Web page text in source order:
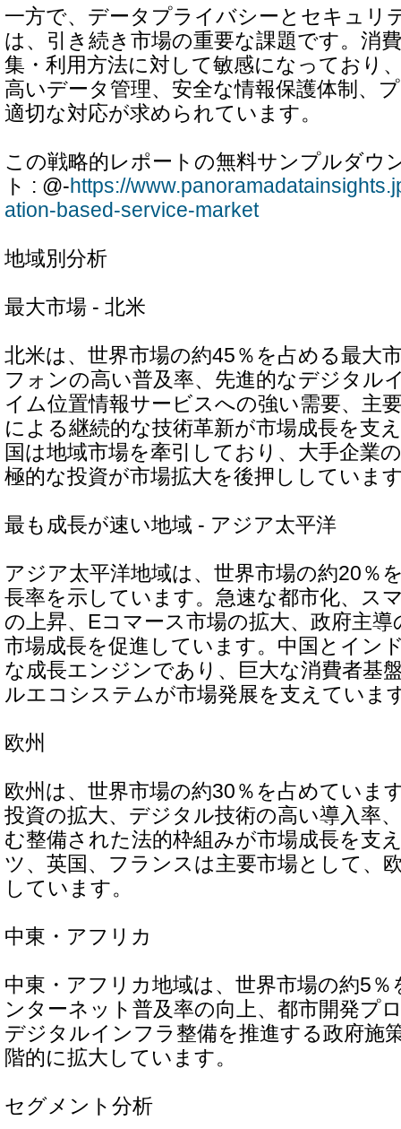
一方で、データプライバシーとセキュリ
は、引き続き市場の重要な課題です。消
集・利用方法に対して敏感になっており
高いデータ管理、安全な情報保護体制、
適切な対応が求められています。
この戦略的レポートの無料サンプルダウ
ト : @-https://
ation-based-service-market
地域別分析
最大市場 - 北米
北米は、世界市場の約45％を占める最大
フォンの高い普及率、先進的なデジタル
イム位置情報サービスへの強い需要、主
による継続的な技術革新が市場成長を支
国は地域市場を牽引しており、大手企業
極的な投資が市場拡大を後押ししていま
最も成長が速い地域 - アジア太平洋
アジア太平洋地域は、世界市場の約20％
長率を示しています。急速な都市化、ス
の上昇、Eコマース市場の拡大、政府主
市場成長を促進しています。中国とイン
な成長エンジンであり、巨大な消費者基
ルエコシステムが市場発展を支えていま
欧州
欧州は、世界市場の約30％を占めていま
投資の拡大、デジタル技術の高い導入率
む整備された法的枠組みが市場成長を支
ツ、英国、フランスは主要市場として、
しています。
中東・アフリカ
中東・アフリカ地域は、世界市場の約5
ンターネット普及率の向上、都市開発プ
デジタルインフラ整備を推進する政府施
階的に拡大しています。
セグメント分析